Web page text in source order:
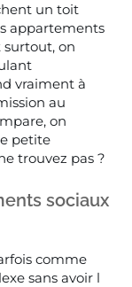
un toit
appartements
on
vraiment à
au
on
petite
trouvez pas ?
sociaux
comme
sans avoir l